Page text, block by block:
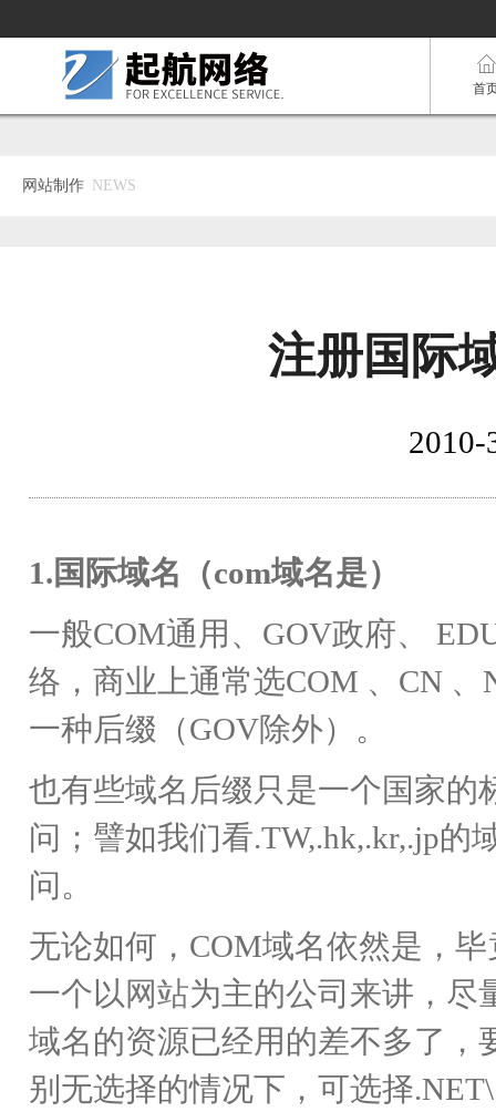
首
网站制作 NEWS
注册国际
2010-
1.国际域名（com域名是）
一般COM通用、GOV政府、
络，商业上通常选COM 、CN
一种后缀（GOV除外）。
也有些域名后缀只是一个国家的
问；譬如我们看.TW,.hk,.kr,.jp
问。
无论如何，COM域名依然是，
一个以 网站为主的公司来讲，尽
域名的资源已经用的差不多了，
别无选择的情况下，可选择